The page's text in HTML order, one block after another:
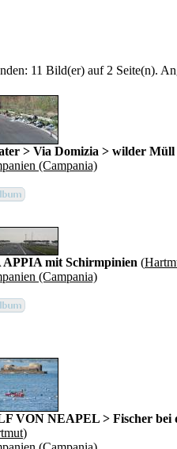
11 Bild(er) auf 2 Seite(n).
> Via Domizia > wilder Müll
(Campania)
mit Schirmpinien (
(Campania)
VON NEAPEL > Fischer bei
)